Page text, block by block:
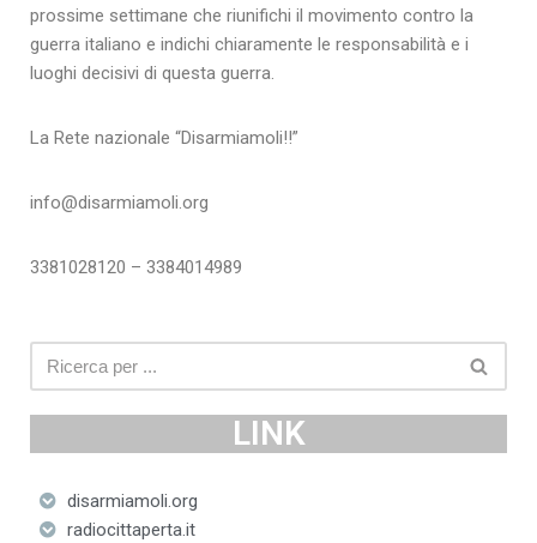
prossime settimane che riunifichi il movimento contro la
guerra italiano e indichi chiaramente le responsabilità e i
luoghi decisivi di questa guerra.
La Rete nazionale “Disarmiamoli!!”
info@disarmiamoli.org
3381028120 – 3384014989
LINK
disarmiamoli.org
radiocittaperta.it